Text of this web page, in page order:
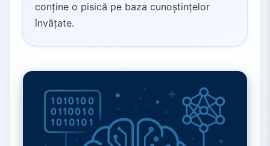
conține o pisică pe baza cunoștințelor
învățate.